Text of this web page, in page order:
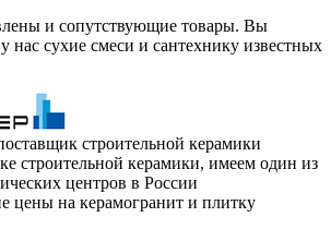
и сопутствующие товары. Вы
нас сухие смеси и сантехнику известных
строительной керамики
строительной керамики, имеем один из
центров в России
цены на керамогранит и плитку